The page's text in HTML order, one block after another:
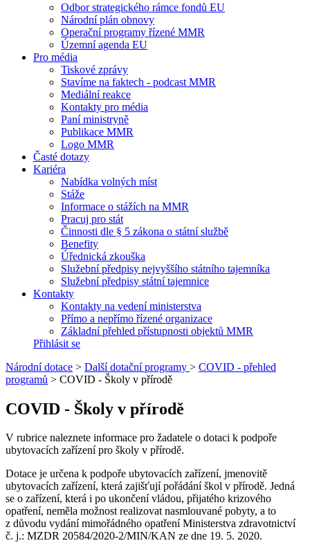
Odbor strategického rámce fondů EU
Národní plán obnovy
Operační programy řízené MMR
Územní agenda EU
Pro média
Tiskové zprávy
Stavíme na faktech - podcast MMR
Mediální reakce
Kontakty pro média
Paní ministryně
Publikace MMR
Logo MMR
Časté dotazy
Kariéra
Nabídka volných míst
Stáže
Informace o stážích na MMR
Pracuj pro stát
Činnosti dle § 5 zákona o státní službě
Benefity
Úřednická zkouška
Služební předpisy nejvyššího státního tajemníka
Služební předpisy státní tajemnice
Kontakty
Kontakty na vedení ministerstva
Přímo a nepřímo řízené organizace
Základní přehled přístupnosti objektů MMR
Přihlásit se
Národní dotace > Další dotační programy > COVID - přehled
programů > COVID - Školy v přírodě
COVID - Školy v přírodě
V rubrice naleznete informace pro žadatele o dotaci k podpoře
ubytovacích zařízení pro školy v přírodě.
Dotace je určena k podpoře ubytovacích zařízení, jmenovitě
ubytovacích zařízení, která zajišťují pořádání škol v přírodě. Jedná
se o zařízení, která i po ukončení vládou, přijatého krizového
opatření, neměla možnost realizovat nasmlouvané pobyty, a to
z důvodu vydání mimořádného opatření Ministerstva zdravotnictví
č. j.: MZDR 20584/2020-2/MIN/KAN ze dne 19. 5. 2020.